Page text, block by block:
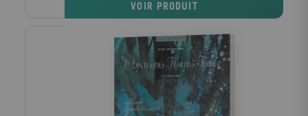
pointures du banditisme. La confrontation va être
cause commune pour le meilleur... et pour le pire!
VOIR PRODUIT